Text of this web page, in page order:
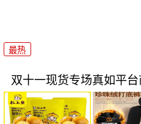
最热
双十一现货专场真如平台